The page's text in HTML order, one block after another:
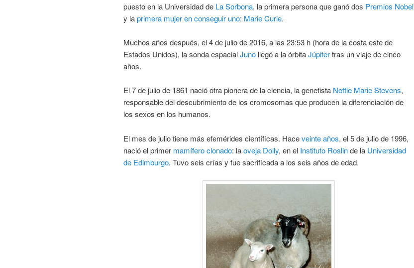
puesto en la Universidad de La Sorbona, la primera persona que ganó dos Premios Nobel
y laprimera mujer en conseguir uno: Marie Curie.
Muchos años después, el 4 de julio de 2016, a las 23:53 h (hora de la costa este de
Estados Unidos), la sonda espacialJuno llegó a la órbitaJúpitertras un viaje de cinco
años.
El 7 de julio de 1861 nació otra pionera de la ciencia, la genetista Nettie Marie Stevens,
responsable del descubrimiento de los cromosomas que producen la diferenciación de
los sexos en los humanos.
El mes de julio tiene más efemérides científicas. Haceveinte años, el 5 de julio de 1996,
nació el primer mamíferoclonado: laoveja Dolly, en el Instituto Roslinde la Universidad
de Edimburgo. Tuvo seis crías y fue sacrificada a los seis años de edad.